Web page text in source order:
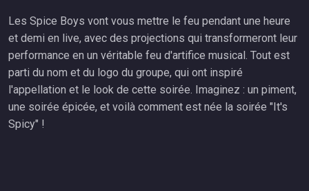
Les Spice Boys vont vous mettre le feu pendant une heure
et demi en live, avec des projections qui transformeront leur
performance en un véritable feu d'artifice musical. Tout est
parti du nom et du logo du groupe, qui ont inspiré
l'appellation et le look de cette soirée. Imaginez : un piment,
une soirée épicée, et voilà comment est née la soirée "It's
Spicy" !